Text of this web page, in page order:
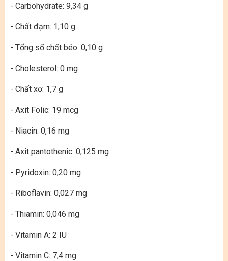
- Carbohydrate: 9,34 g
- Chất đạm: 1,10 g
- Tổng số chất béo: 0,10 g
- Cholesterol: 0 mg
- Chất xơ: 1,7 g
- Axit Folic: 19 mcg
- Niacin: 0,16 mg
- Axit pantothenic: 0,125 mg
- Pyridoxin: 0,20 mg
- Riboflavin: 0,027 mg
- Thiamin: 0,046 mg
- Vitamin A: 2 IU
- Vitamin C: 7,4 mg